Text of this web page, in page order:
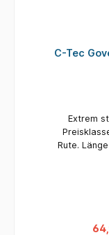
C-Tec
Extrem
Rute. Länge 3,60 m Wurfgewicht 5 lbs Teile 3